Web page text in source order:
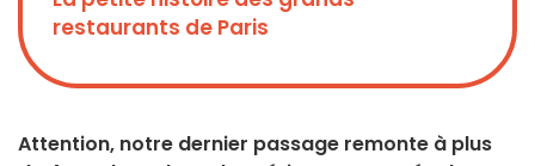
restaurants de Paris
Attention, notre dernier passage remonte à plus